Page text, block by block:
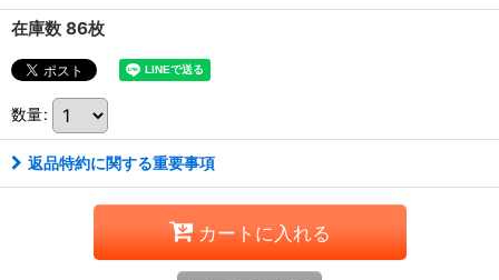
在庫数 86枚
数量:
返品特約に関する重要事項
カートに入れる